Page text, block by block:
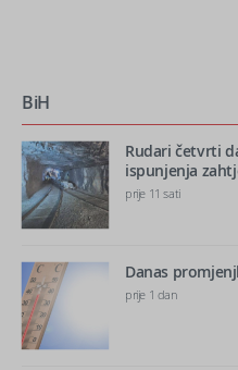
BiH
Rudari četvrti
ispunjenja
prije 11 sati
Danas
prije 1 dan